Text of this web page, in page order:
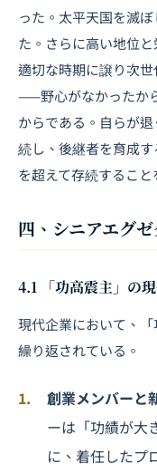
った。太平天国を滅
た。さらに高い地位
適切な時期に譲り次
——野心がなかったか
からである。自らが
続し、後継者を育成
を超えて存続するこ
四、シニアエグ
4.1 「功高震主」の
現代企業において、
繰り返されている。
創業メンバーと
ーは「功績が大
に、着任したプ